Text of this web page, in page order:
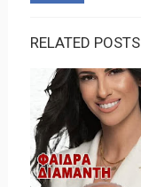
RELATED POSTS